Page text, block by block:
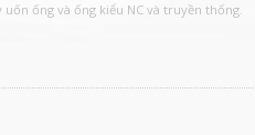
ống và ống kiểu NC và truyền thống.